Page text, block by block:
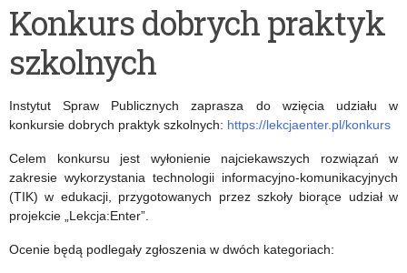
Konkurs dobrych praktyk
szkolnych
Instytut Spraw Publicznych zaprasza do wzięcia udziału w
konkursie dobrych praktyk szkolnych: https://lekcjaenter.pl/konkurs
Celem konkursu jest wyłonienie najciekawszych rozwiązań w
zakresie wykorzystania technologii informacyjno-komunikacyjnych
(TIK) w edukacji, przygotowanych przez szkoły biorące udział w
projekcie „Lekcja:Enter”.
Ocenie będą podlegały zgłoszenia w dwóch kategoriach:
edycja
Turnieju
Debat
Historycznych
Instytutu
Pamięci
Narodowej
uroczystości
Dnia
Narodowej